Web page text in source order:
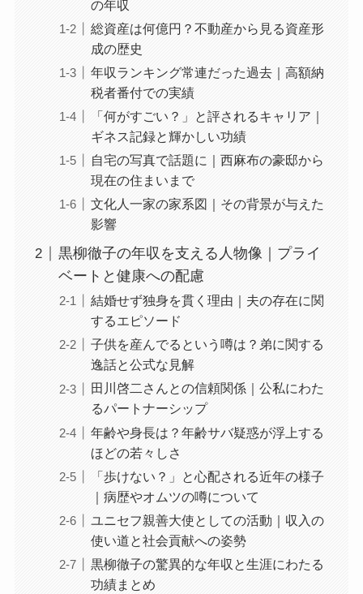
の年収
総資産は何億円？不動産から見る資産形
成の歴史
年収ランキング常連だった過去｜高額納
税者番付での実績
「何がすごい？」と評されるキャリア｜
ギネス記録と輝かしい功績
自宅の写真で話題に｜西麻布の豪邸から
現在の住まいまで
文化人一家の家系図｜その背景が与えた
影響
黒柳徹子の年収を支える人物像｜プライ
ベートと健康への配慮
結婚せず独身を貫く理由｜夫の存在に関
するエピソード
子供を産んでるという噂は？弟に関する
逸話と公式な見解
田川啓二さんとの信頼関係｜公私にわた
るパートナーシップ
年齢や身長は？年齢サバ疑惑が浮上する
ほどの若々しさ
「歩けない？」と心配される近年の様子
｜病歴やオムツの噂について
ユニセフ親善大使としての活動｜収入の
使い道と社会貢献への姿勢
黒柳徹子の驚異的な年収と生涯にわたる
功績まとめ